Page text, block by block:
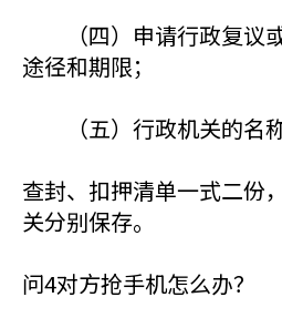
（四）申请行政复议
途径和期限；
（五）行政机关的名称
查封、扣押清单一式二份
关分别保存。
问4对方抢手机怎么办？